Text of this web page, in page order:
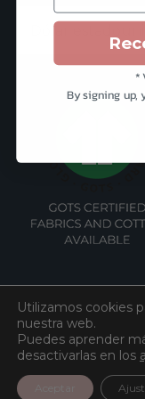
Utilizamos cookies
nuestra web.
Puedes aprender
desactivarlas en los
*
By signing up,